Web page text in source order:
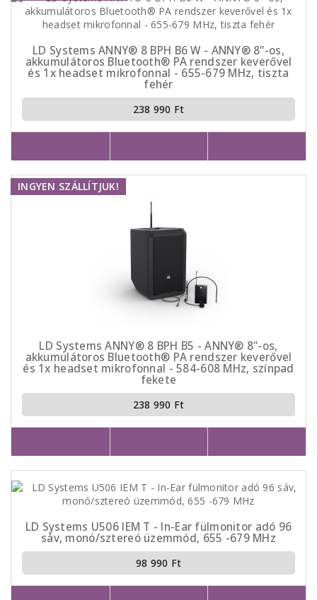
LD Systems ANNY® 8 BPH B6 W - ANNY® 8"-os,
akkumulátoros Bluetooth® PA rendszer keverővel
és 1x headset mikrofonnal - 655-679 MHz, tiszta
fehér
238 990 Ft
INGYEN SZÁLLÍTJUK!
LD Systems ANNY® 8 BPH B5 - ANNY® 8"-os,
akkumulátoros Bluetooth® PA rendszer keverővel
és 1x headset mikrofonnal - 584-608 MHz, színpad
fekete
238 990 Ft
LD Systems U506 IEM T - In-Ear fülmonitor adó 96
sáv, monó/sztereó üzemmód, 655 -679 MHz
98 990 Ft